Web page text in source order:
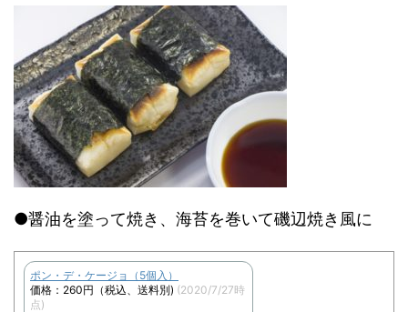
●醤油を塗って焼き、海苔を巻いて磯辺焼き風に
ポン・デ・ケージョ（5個入）
価格：260円（税込、送料別) (2020/7/27時
点)